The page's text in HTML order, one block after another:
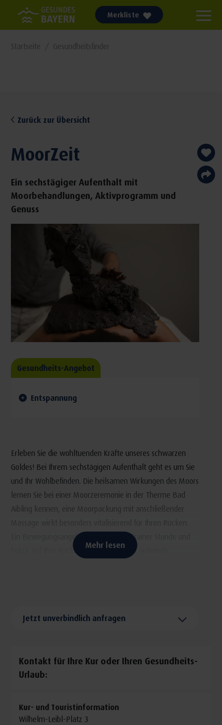
Merkliste
Startseite Gesundheitsfinder
Zurück zur Übersicht
MoorZeit
Ein sechstägiger Aufenthalt mit
Moorbehandlungen, Aktivprogramm und
Genuss
Gesundheits-Angebot
Entspannung
Erleben Sie die wohltuenden Kräfte unseres schwarzen
Goldes! Bei Ihrem sechstägigen Aufenthalt geht es um Sie
und Ihr Wohlbefinden. Die heilsamen Wirkungen des Moors
lernen Sie bei einer Moorzeremonie in der Therme Bad
Aibling kennen, eine Moorpackung mit anschließender
Ein Bewegungsangebot mit Personal Trainer Stunde und
Fokus auf Ihre Rückengesundheit sowie optionale
Auszeit für Ihr Wohlbefinden ab.
Mehr lesen
Jetzt unverbindlich anfragen
Kontakt für Ihre Kur oder Ihren Gesundheits-
Urlaub:
Kur- und Touristinformation
Wilhelm-Leibl-Platz 3